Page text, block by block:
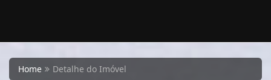
Home Detalhe do Imóvel